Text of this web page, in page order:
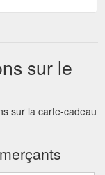
sur le
sur la carte-cadeau